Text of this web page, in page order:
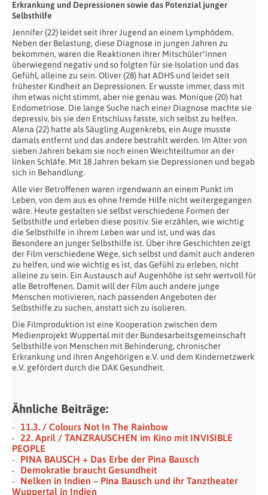
Erkrankung und Depressionen sowie das Potenzial junger
Selbsthilfe
Jennifer (22) leidet seit ihrer Jugend an einem Lymphödem.
Neben der Belastung, diese Diagnose in jungen Jahren zu
bekommen, waren die Reaktionen ihrer Mitschüler*innen
überwiegend negativ und so folgten für sie Isolation und das
Gefühl, alleine zu sein. Oliver (28) hat ADHS und leidet seit
frühester Kindheit an Depressionen. Er wusste immer, dass mit
ihm etwas nicht stimmt, aber nie genau was. Monique (20) hat
Endometriose. Die lange Suche nach einer Diagnose machte sie
depressiv, bis sie den Entschluss fasste, sich selbst zu helfen.
Alena (22) hatte als Säugling Augenkrebs, ein Auge musste
damals entfernt und das andere bestrahlt werden. Im Alter von
sieben Jahren bekam sie noch einen Weichteiltumor an der
linken Schläfe. Mit 18 Jahren bekam sie Depressionen und begab
sich in Behandlung.
Alle vier Betroffenen waren irgendwann an einem Punkt im
Leben, von dem aus es ohne fremde Hilfe nicht weitergegangen
wäre. Heute gestalten sie selbst verschiedene Formen der
Selbsthilfe und erleben diese positiv. Sie erzählen, wie wichtig
die Selbsthilfe in ihrem Leben war und ist, und was das
Besondere an junger Selbsthilfe ist. Über ihre Geschichten zeigt
der Film verschiedene Wege, sich selbst und damit auch anderen
zu helfen, und wie wichtig es ist, das Gefühl zu erleben, nicht
alleine zu sein. Ein Austausch auf Augenhöhe ist sehr wertvoll für
alle Betroffenen. Damit will der Film auch andere junge
Menschen motivieren, nach passenden Angeboten der
Selbsthilfe zu suchen, anstatt sich zu isolieren.
Die Filmproduktion ist eine Kooperation zwischen dem
Medienprojekt Wuppertal mit der Bundesarbeitsgemeinschaft
Selbsthilfe von Menschen mit Behinderung, chronischer
Erkrankung und ihren Angehörigen e.V. und dem Kindernetzwerk
e.V. gefördert durch die DAK Gesundheit.
Ähnliche Beiträge:
11.3. / Colours Not In The Rainbow
22. April / TANZRAUSCHEN im Kino mit INVISIBLE
PEOPLE
PINA BAUSCH + Das Erbe der Pina Bausch
Demokratie braucht Gesundheit
Nelken in Indien – Pina Bausch und ihr Tanztheater
Wuppertal in Indien